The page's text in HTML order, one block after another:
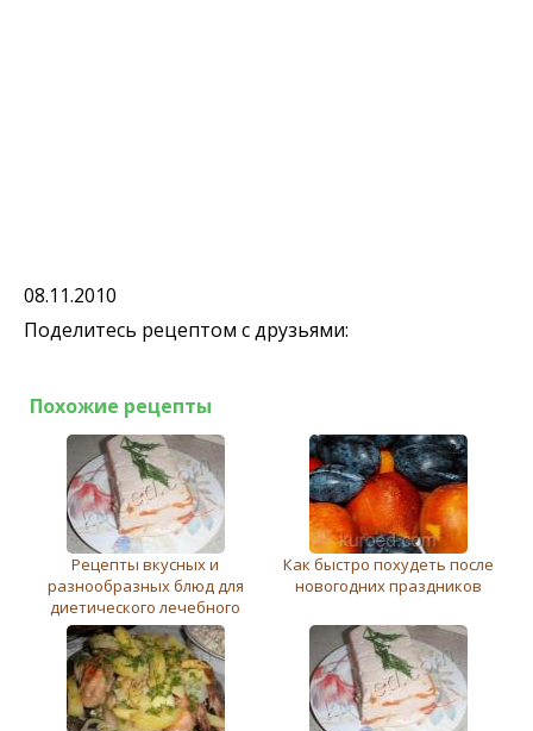
08.11.2010
Поделитесь рецептом с друзьями:
Похожие рецепты
Рецепты вкусных и
разнообразных блюд для
диетического лечебного
питания
Как быстро похудеть после
новогодних праздников